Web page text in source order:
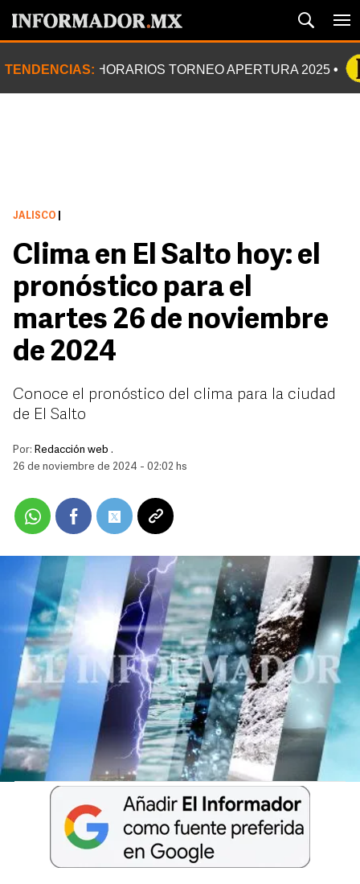
TENDENCIAS: HORARIOS TORNEO APERTURA 2025
JALISCO
Clima en El Salto hoy: el
pronóstico para el
martes 26 de noviembre
de 2024
Conoce el pronóstico del clima para la ciudad
de El Salto
Por: Redacción web .
26 de noviembre de 2024 - 02:02 hs